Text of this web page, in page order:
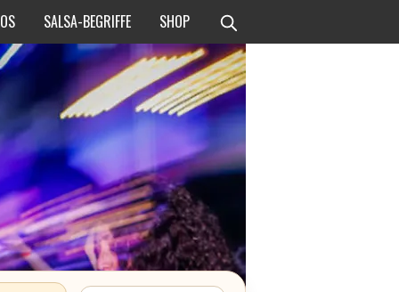
SALSA-BEGRIFFE SHOP